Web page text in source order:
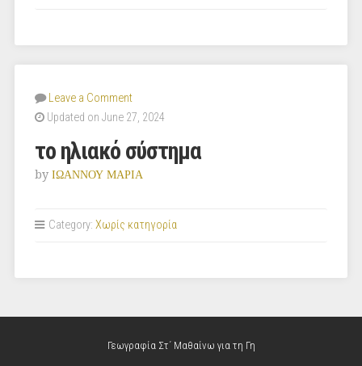
Leave a Comment
Updated on June 27, 2024
το ηλιακό σύστημα
by ΙΩΑΝΝΟΥ ΜΑΡΙΑ
Category: Χωρίς κατηγορία
Γεωγραφία Στ΄ Μαθαίνω για τη Γη